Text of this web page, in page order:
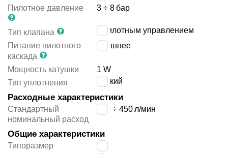
Пилотное давление
3 ÷ 8 бар
Тип клапана
с пилотным управлением
Питание пилотного
каскада
внешнее
Мощность катушки
1 W
Тип уплотнения
мягкий
Расходные характеристики
Стандартный
номинальный расход
410 ÷ 450 л/мин
Общие характеристики
Типоразмер